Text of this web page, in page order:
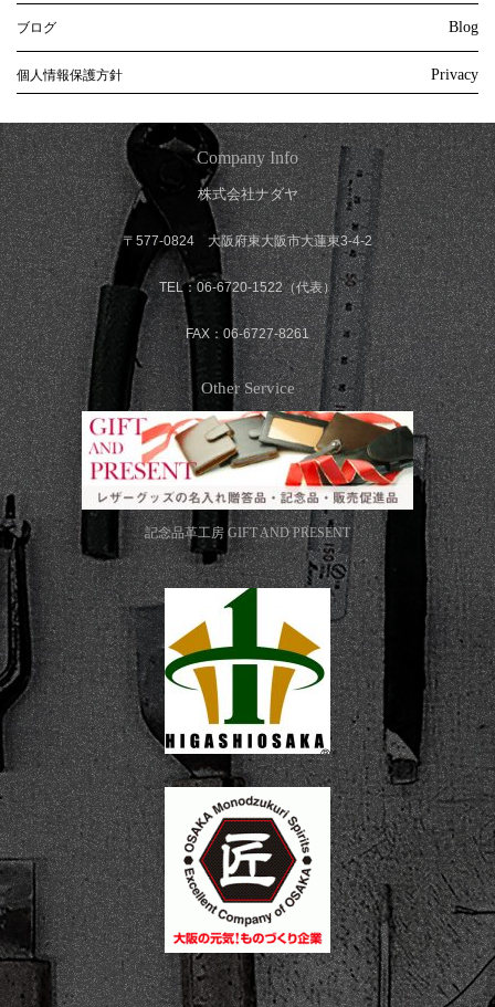
ブログ Blog
個人情報保護方針 Privacy
Company Info
株式会社ナダヤ
〒577-0824 大阪府東大阪市大蓮東3-4-2
TEL：06-6720-1522（代表）
FAX：06-6727-8261
Other Service
記念品革工房 GIFT AND PRESENT